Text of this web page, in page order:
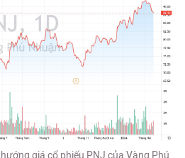
giá cổ phiếu PNJ của Vàng Phú